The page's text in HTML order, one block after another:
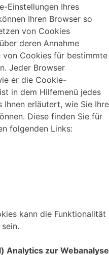
Einstellungen Ihres
Ihren Browser so
von Cookies
deren Annahme
von Cookies für bestimmte
Jeder Browser
er die Cookie-
in dem Hilfemenü jedes
Ihnen erläutert, wie Sie Ihre
Diese finden Sie für
folgenden Links:
kann die Funktionalität
Analytics zur Webanalyse